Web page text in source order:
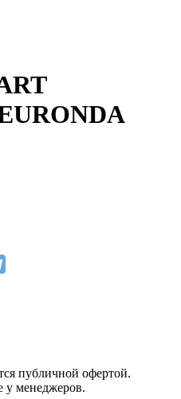
публичной офертой.
у менеджеров.